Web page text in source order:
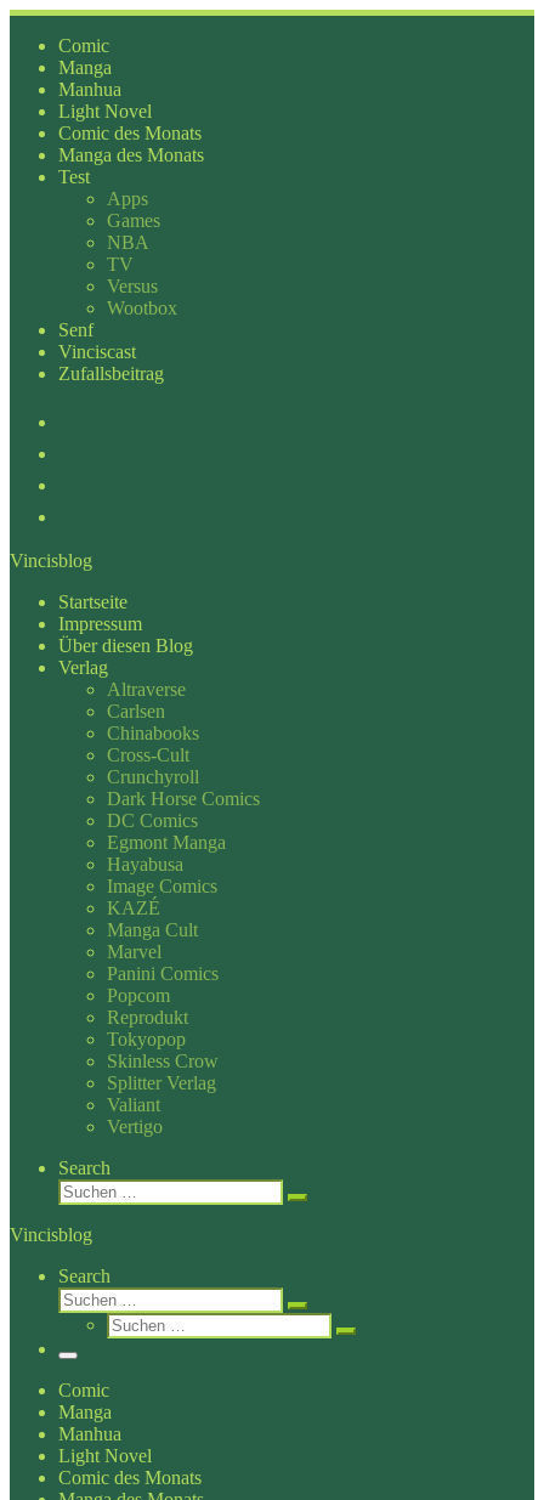
Zum
Inhalt
springen
Comic
Manga
Manhua
Light Novel
Comic des Monats
Manga des Monats
Test
Apps
Games
NBA
TV
Versus
Wootbox
Senf
Vinciscast
Zufallsbeitrag
Vincisblog
Startseite
Impressum
Über diesen Blog
Verlag
Altraverse
Carlsen
Chinabooks
Cross-Cult
Crunchyroll
Dark Horse Comics
DC Comics
Egmont Manga
Hayabusa
Image Comics
KAZÉ
Manga Cult
Marvel
Panini Comics
Popcom
Reprodukt
Tokyopop
Skinless Crow
Splitter Verlag
Valiant
Vertigo
Search
Suche
Suchen …
Vincisblog
Search
Suche
Suchen …
Suche
Suchen …
Menü
Comic
Manga
Manhua
Light Novel
Comic des Monats